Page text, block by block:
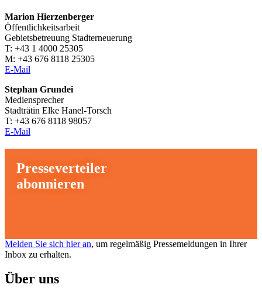
Marion Hierzenberger
Öffentlichkeitsarbeit
Gebietsbetreuung Stadterneuerung
T: +43 1 4000 25305
M: +43 676 8118 25305
E-Mail
Stephan Grundei
Mediensprecher
Stadträtin Elke Hanel-Torsch
T: +43 676 8118 98057
E-Mail
Presseverteiler
abonnieren
Melden Sie sich hier an, um regelmäßig Pressemeldungen in Ihrer
Inbox zu erhalten.
Über uns